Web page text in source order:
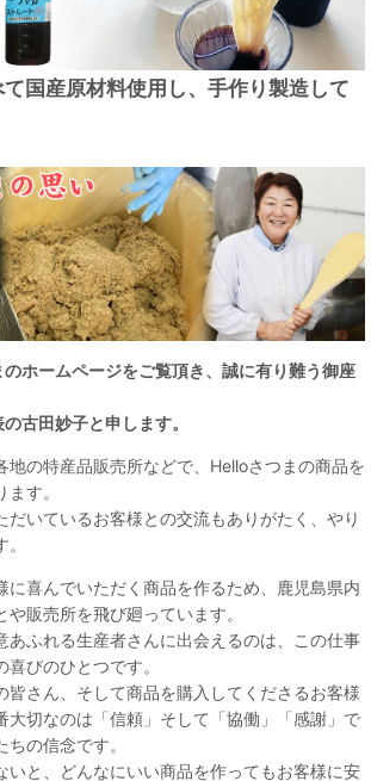
国産原材料使用し、手作り製造して
ホームページをご覧頂き、誠に有り難う御座
古田妙子と申します。
地の特産品販売所などで、Helloさつまの商品を
す。
だいているお客様との交流もありがたく、やり
に喜んでいただく商品を作るため、鹿児島県内
販売所を飛び廻っています。
あふれる生産者さんに出会えるのは、この仕事
びのひとつです。
皆さん、そして商品を購入してくださるお客様
大切なのは「信頼」そして「協働」「感謝」で
の信念です。
いと、どんなにいい商品を作ってもお客様に安